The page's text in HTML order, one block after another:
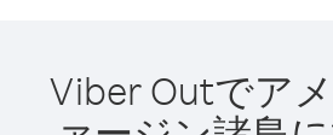
Viber Outでア